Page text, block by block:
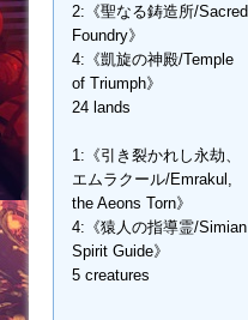
2:《聖なる鋳造所/Sacred
Foundry》
4:《凱旋の神殿/Temple
of Triumph》
24 lands
1:《引き裂かれし永劫、
エムラクール/Emrakul,
the Aeons Torn》
4:《猿人の指導霊/Simian
Spirit Guide》
5 creatures